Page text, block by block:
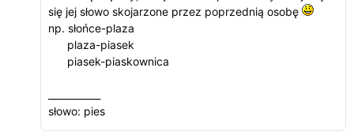
się jej słowo skojarzone przez poprzednią osobę
np. słońce-plaza
plaza-piasek
piasek-piaskownica
słowo: pies